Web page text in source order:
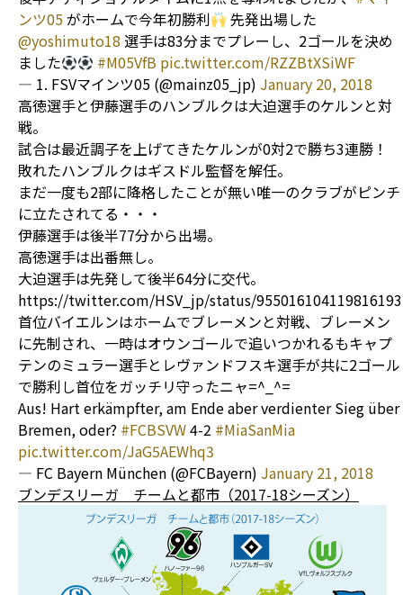
ンツ05がホームで今年初勝利
先発出場した
@yoshimuto18 選手は83分までプレーし、2ゴールを決め
ました
#M05VfB pic.twitter.com/RZZBtXSiWF
— 1. FSVマインツ05 (@mainz05_jp) January 20, 2018
高徳選手と伊藤選手のハンブルクは大迫選手のケルンと対
戦。
試合は最近調子を上げてきたケルンが0対2で勝ち3連勝！
敗れたハンブルクはギスドル監督を解任。
まだ一度も2部に降格したことが無い唯一のクラブがピンチ
に立たされてる・・・
伊藤選手は後半77分から出場。
高徳選手は出番無し。
大迫選手は先発して後半64分に交代。
https://twitter.com/HSV_jp/status/955016104119816193
首位バイエルンはホームでブレーメンと対戦、ブレーメン
に先制され、一時はオウンゴールで追いつかれるもキャプ
テンのミュラー選手とレヴァンドフスキ選手が共に2ゴール
で勝利し首位をガッチリ守ったニャ=^_^=
Aus! Hart erkämpfter, am Ende aber verdienter Sieg über
Bremen, oder? #FCBSVW4-2 #MiaSanMia
pic.twitter.com/JaG5AEWhq3
— FC Bayern München (@FCBayern) January 21, 2018
ブンデスリーガ チームと都市（2017-18シーズン）